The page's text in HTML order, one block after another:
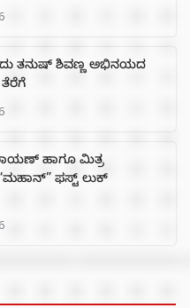
ತನುಷ್ ಶಿವಣ್ಣ ಅಭಿನಯದ
ತೆರೆಗೆ
ಹಾಗೂ ಮಿತ್ರ
ಫಸ್ಟ್ ಲುಕ್